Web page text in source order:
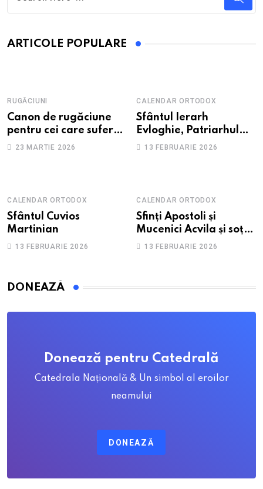
ARTICOLE POPULARE
RUGĂCIUNI
Canon de rugăciune
pentru cei care suferă
de depresie și
23 MARTIE 2026
CALENDAR ORTODOX
Sfântul Ierarh
Evloghie, Patriarhul
Alexandriei
13 FEBRUARIE 2026
CALENDAR ORTODOX
Sfântul Cuvios
Martinian
13 FEBRUARIE 2026
CALENDAR ORTODOX
Sfinți Apostoli și
Mucenici Acvila și soția
sa, Priscila
13 FEBRUARIE 2026
DONEAZĂ
Donează pentru Catedrală
Catedrala Națională & Un simbol al eroilor
neamului
DONEAZĂ